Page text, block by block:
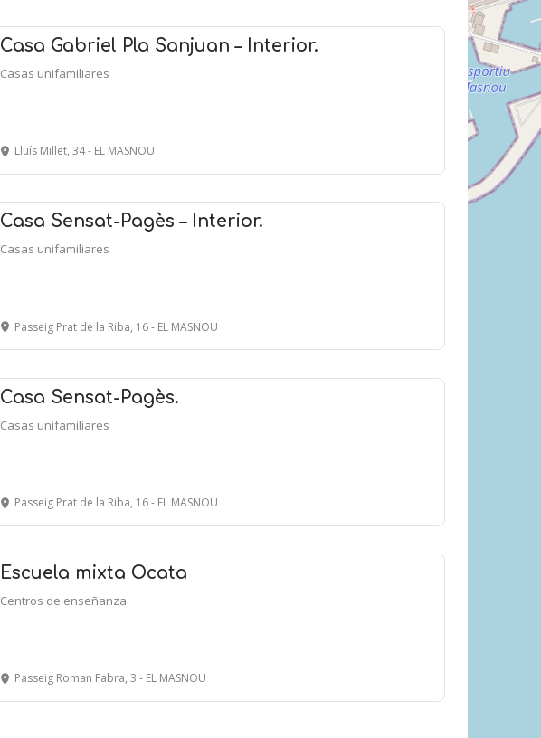
Casa Gabriel Pla Sanjuan – Interior.
Casas unifamiliares
Lluís Millet, 34 - EL MASNOU
Casa Sensat-Pagès – Interior.
Casas unifamiliares
Passeig Prat de la Riba, 16 - EL MASNOU
Casa Sensat-Pagès.
Casas unifamiliares
Passeig Prat de la Riba, 16 - EL MASNOU
Escuela mixta Ocata
Centros de enseñanza
Passeig Roman Fabra, 3 - EL MASNOU